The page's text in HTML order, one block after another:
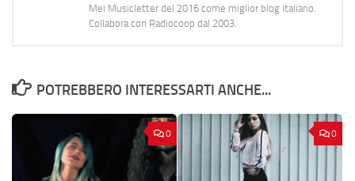
Mei Musicletter del 2016 come miglior blog italiano.
Collabora con Radiocoop dal 2003.
POTREBBERO INTERESSARTI ANCHE...
0 0